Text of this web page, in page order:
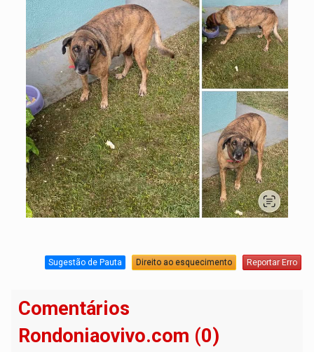
Sugestão de Pauta Direito ao esquecimento Reportar Erro
Comentários
Rondoniaovivo.com (0)